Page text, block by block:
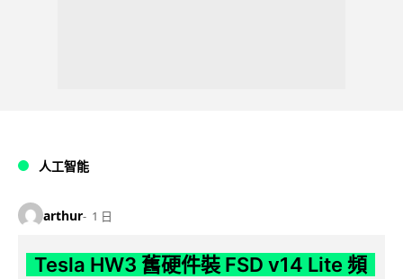
人工智能
arthur 1 日
Tesla HW3 舊硬件裝 FSD v14 Lite 頻